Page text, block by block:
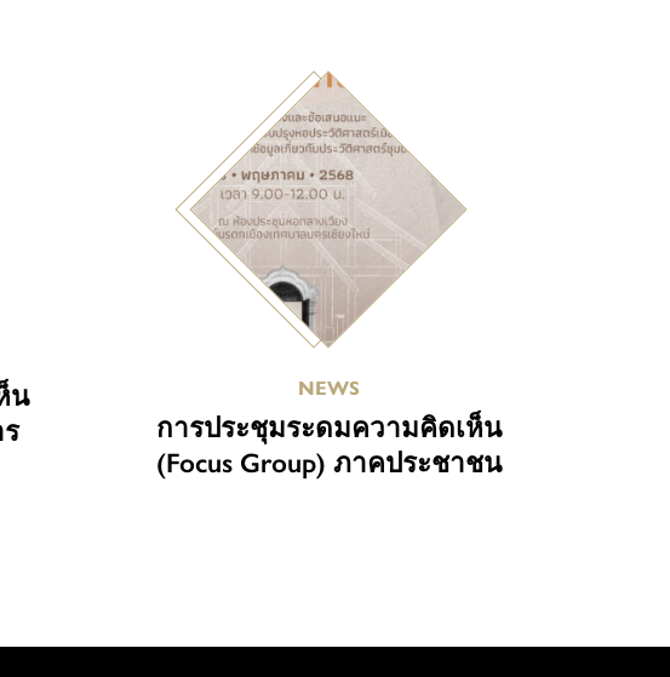
น
NEWS
การประชุมระดมความคิดเห็น
(Focus Group) ภาคประชาชน